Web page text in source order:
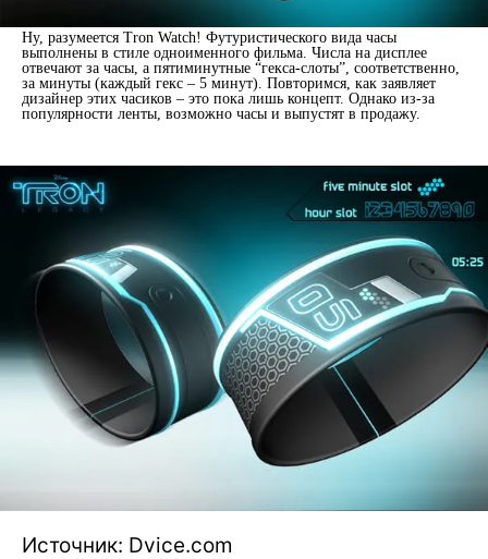
Ну, разумеется Tron Watch! Футуристического вида часы
выполнены в стиле одноименного фильма. Числа на дисплее
отвечают за часы, а пятиминутные “гекса-слоты”, соответственно,
за минуты (каждый гекс – 5 минут). Повторимся, как заявляет
дизайнер этих часиков – это пока лишь концепт. Однако из-за
популярности ленты, возможно часы и выпустят в продажу.
Источник: Dvice.com